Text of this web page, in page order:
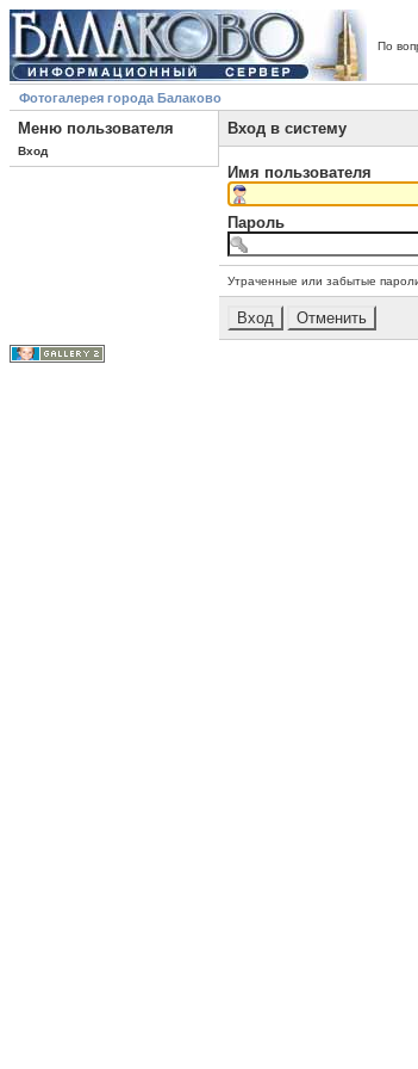
По
Фотогалерея города Балаково
Меню пользователя
Вход
Вход в систему
Имя пользователя
Пароль
Утраченные или забытые